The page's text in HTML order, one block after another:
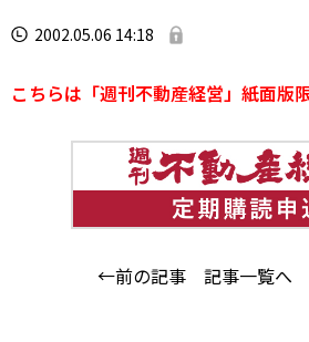
2002.05.06 14:18
こちらは「週刊不動産経営」紙面版
←前の記事 記事一覧へ